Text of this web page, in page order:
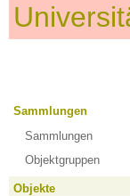
Sammlungen
Sammlungen
Objektgruppen
Objekte